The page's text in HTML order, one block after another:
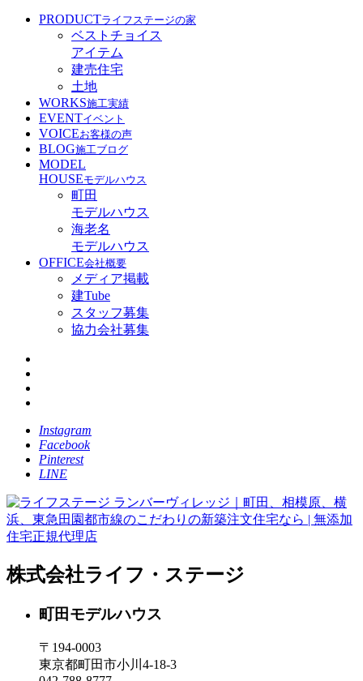
PRODUCTライフステージの家
ベストチョイス
アイテム
建売住宅
土地
WORKS施工実績
EVENTイベント
VOICEお客様の声
BLOG施工ブログ
MODEL
HOUSEモデルハウス
町田
モデルハウス
海老名
モデルハウス
OFFICE会社概要
メディア掲載
建Tube
スタッフ募集
協力会社募集
Instagram
Facebook
Pinterest
LINE
株式会社ライフ・ステージ
町田モデルハウス
〒194-0003
東京都町田市小川4-18-3